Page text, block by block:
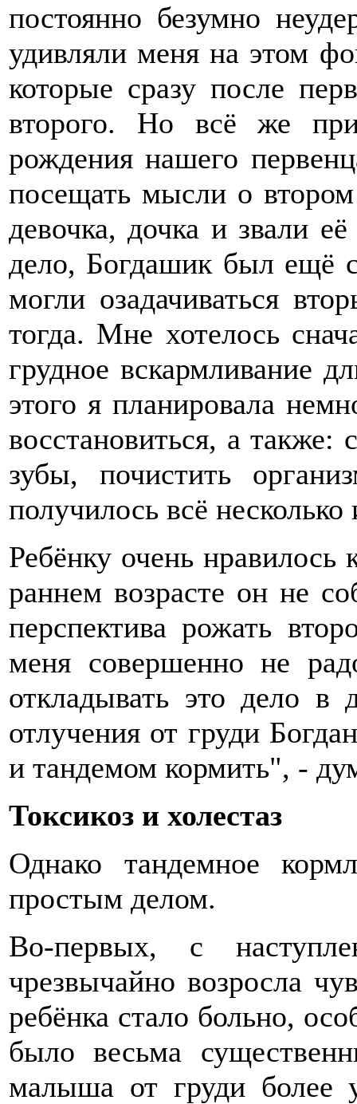
постоянно безумно
удивляли меня на этом
которые сразу после
второго. Но всё же
рождения нашего
посещать мысли о
девочка, дочка и звали
дело, Богдашик был ещё
могли озадачиваться
тогда. Мне хотелось
грудное вскармливание
этого я планировала
восстановиться, а
зубы, почистить
получилось всё несколько
Ребёнку очень нравилось
раннем возрасте он не
перспектива рожать
меня совершенно не
откладывать это дело
отлучения от груди
и тандемом кормить", -
Токсикоз и холестаз
Однако тандемное
простым делом.
Во-первых, с
чрезвычайно возросла
ребёнка стало больно,
было весьма
малыша от груди более